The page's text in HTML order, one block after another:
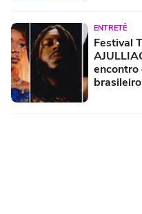
ENTRETÊ
Festival
encontro
brasileiro